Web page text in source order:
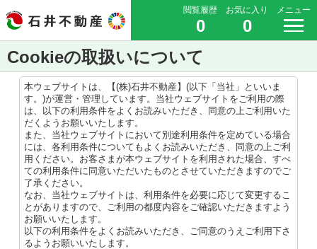
閲覧履歴
0
お気に入り
0
メニュー
Cookieの取扱いについて
本ウェブサイトは、【(株)石井不動産】(以下「当社」といいま
す。)が運営・管理しています。当社ウェブサイトをご利用の際
は、以下の利用条件をよくお読みいただき、同意の上ご利用いた
だくようお願いいたします。
また、当社ウェブサイトにおいて別途利用条件を定めている場合
には、各利用条件についてもよくお読みいただき、同意の上ご利
用ください。お客さまが本ウェブサイトを利用された場合、すべ
ての利用条件に同意いただいたものとさせていただきますのでご
了承ください。
なお、当社ウェブサイトは、利用条件を必要に応じて変更するこ
とがありますので、ご利用の都度内容をご確認いただきますよう
お願いいたします。
以下の利用条件をよくお読みいただき、ご同意のうえご利用下さ
るようお願いいたします。